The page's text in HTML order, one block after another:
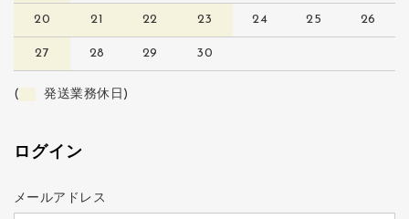
20 21 22 23 24 25 26
27 28 29 30
( 発送業務休日)
ログイン
メールアドレス